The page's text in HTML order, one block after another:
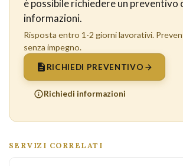
è possibile richiedere un preventivo
informazioni.
Risposta entro 1-2 giorni lavorativi.
senza impegno.
RICHIEDI PREVENTIVO
Richiedi informazioni
SERVIZI CORRELATI